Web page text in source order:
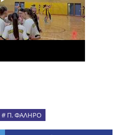
# Π. ΦΑΛΗΡΟ